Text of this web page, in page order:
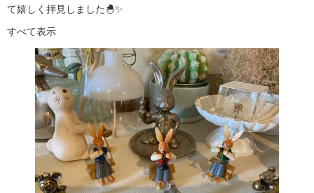
て嬉しく拝見しました🐣✨
すべて表示